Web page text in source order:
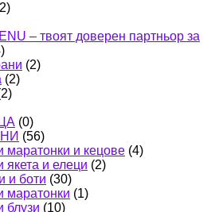
– твоят доверен партньор за
(2)
(2)
(0)
(56)
маратонки и кецове (4)
якета и елеци (2)
и боти (30)
маратонки (1)
блузи (10)